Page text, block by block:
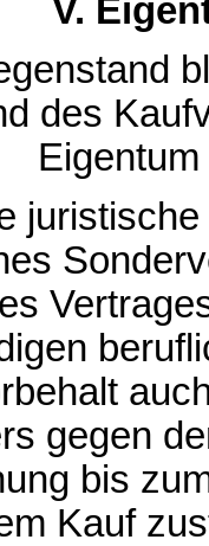
V.
des
gegen
bis
Kauf